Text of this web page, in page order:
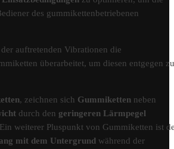
des gummikettenbetriebenen
auftretenden Vibrationen die
überarbeitet, um diesen entgegen zu
, zeichnen sich Gummiketten neben
durch den geringeren Lärmpegel
weiterer Pluspunkt von Gummiketten ist
mit dem Untergrund während der